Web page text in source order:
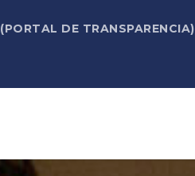
(PORTAL DE TRANSPARENCIA)